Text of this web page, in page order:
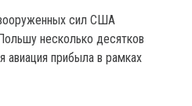
сил США
несколько десятков
авиация прибыла в рамках